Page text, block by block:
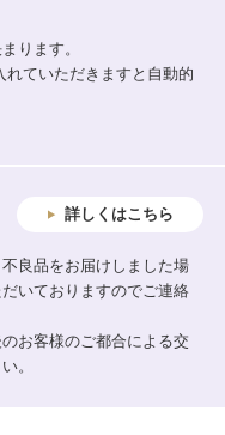
ります。
ていただきますと自動的
詳しくはこちら
良品をお届けしました場
いておりますのでご連絡
お客様のご都合による交
。